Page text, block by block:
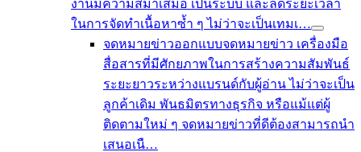
งานมีความสม่ำเสมอ เป็นระบบ และลดระยะเวลา
ในการจัดทำเนื้อหาซ้ำ ๆ ไม่ว่าจะเป็นเทมเ…
จดหมายข่าวออกแบบจดหมายข่าว เครื่องมือ
สื่อสารที่มีศักยภาพในการสร้างความสัมพันธ์
ระยะยาวระหว่างแบรนด์กับผู้อ่าน ไม่ว่าจะเป็น
ลูกค้าเดิม พันธมิตรทางธุรกิจ หรือแม้แต่ผู้
ติดตามใหม่ ๆ จดหมายข่าวที่ดีต้องสามารถนำ
เสนอเนื…